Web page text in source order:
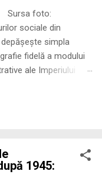
sociale din
simpla
fidelă a modului
ale Imperiului
a lumii romane
și de o libertate
Romani ) în
să măsurăm cu
rom...
1945: